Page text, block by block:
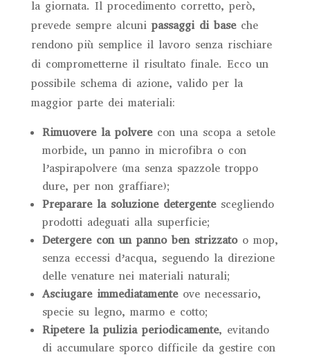
la giornata. Il procedimento corretto, però,
prevede sempre alcuni passaggi di baseche
rendono più semplice il lavoro senza rischiare
di comprometterne il risultato finale. Ecco un
possibile schema di azione, valido per la
maggior parte dei materiali:
Rimuovere la polverecon una scopa a setole
morbide, un panno in microfibra o con
l’aspirapolvere (ma senza spazzole troppo
dure, per non graffiare);
Preparare la soluzione detergentescegliendo
prodotti adeguati alla superficie;
Detergere con un panno ben strizzatoo mop,
senza eccessi d’acqua, seguendo la direzione
delle venature nei materiali naturali;
Asciugare immediatamenteove necessario,
specie su legno, marmo e cotto;
Ripetere la pulizia periodicamente, evitando
di accumulare sporco difficile da gestire con